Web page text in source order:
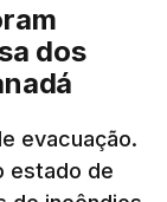
dos
evacuação.
estado de